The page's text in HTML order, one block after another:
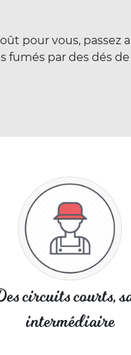
pour vous, passez
fumés par des dés
circuits courts,
intermédiaire